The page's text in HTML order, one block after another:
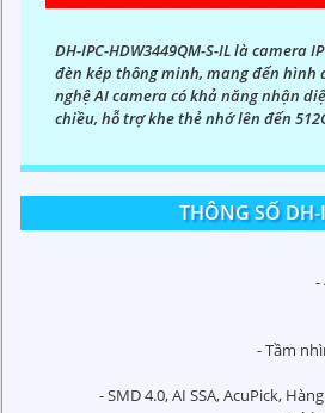
DH-IPC-HDW3449QM-S-IL là camera
đèn kép thông minh, mang đến hình
nghệ AI camera có khả năng nhận
chiều, hỗ trợ khe thẻ nhớ lên đến
THÔNG SỐ
-
- Tầm
- SMD 4.0, AI SSA, AcuPick,